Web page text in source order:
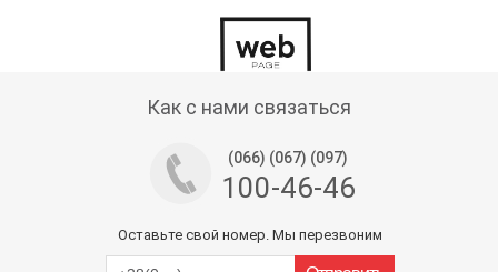
Как с нами связаться
(066) (067) (097)
100-46-46
Оставьте свой номер. Мы перезвоним